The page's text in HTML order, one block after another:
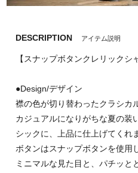
DESCRIPTION アイテム説明
【スナップボタンクレリックシ
●Design/デザイン
襟の色が切り替わったクラシカ
カジュアルになりがちな夏の装
シックに、上品に仕上げてくれ
ボタンはスナップボタンを使用
ミニマルな見た目と、パチッと